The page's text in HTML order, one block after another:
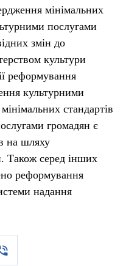
мінімальних
послугами
змін до
культури
реформування
культурними
стандартів
громадян є
на шляху
Також серед інших
реформування
надання